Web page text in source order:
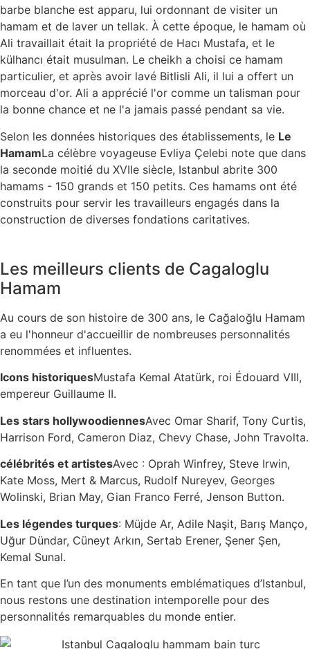
barbe blanche est apparu, lui ordonnant de visiter un
hamam et de laver un tellak. À cette époque, le hamam où
Ali travaillait était la propriété de Hacı Mustafa, et le
külhancı était musulman. Le cheikh a choisi ce hamam
particulier, et après avoir lavé Bitlisli Ali, il lui a offert un
morceau d'or. Ali a apprécié l'or comme un talisman pour
la bonne chance et ne l'a jamais passé pendant sa vie.
Selon les données historiques des établissements, le Le
HamamLa célèbre voyageuse Evliya Çelebi note que dans
la seconde moitié du XVIIe siècle, Istanbul abrite 300
hamams - 150 grands et 150 petits. Ces hamams ont été
construits pour servir les travailleurs engagés dans la
construction de diverses fondations caritatives.
Les meilleurs clients de Cagaloglu
Hamam
Au cours de son histoire de 300 ans, le Cağaloğlu Hamam
a eu l'honneur d'accueillir de nombreuses personnalités
renommées et influentes.
Icons historiquesMustafa Kemal Atatürk, roi Édouard VIII,
empereur Guillaume II.
Les stars hollywoodiennesAvec Omar Sharif, Tony Curtis,
Harrison Ford, Cameron Diaz, Chevy Chase, John Travolta.
célébrités et artistesAvec : Oprah Winfrey, Steve Irwin,
Kate Moss, Mert & Marcus, Rudolf Nureyev, Georges
Wolinski, Brian May, Gian Franco Ferré, Jenson Button.
Les légendes turques: Müjde Ar, Adile Naşit, Barış Manço,
Uğur Dündar, Cüneyt Arkın, Sertab Erener, Şener Şen,
Kemal Sunal.
En tant que l’un des monuments emblématiques d’Istanbul,
nous restons une destination intemporelle pour des
personnalités remarquables du monde entier.